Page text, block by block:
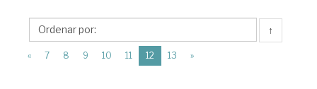
de
empresas
↑
« 7 8 9 10 11 12 (current)
13 »